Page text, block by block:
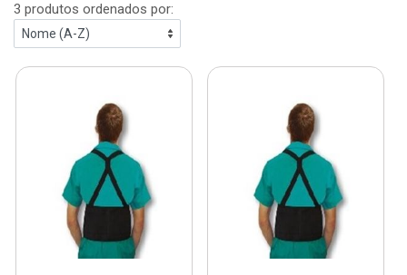
3 produtos ordenados por: